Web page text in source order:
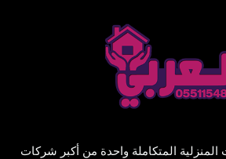
المتكاملة واحدة من أكبر شركات